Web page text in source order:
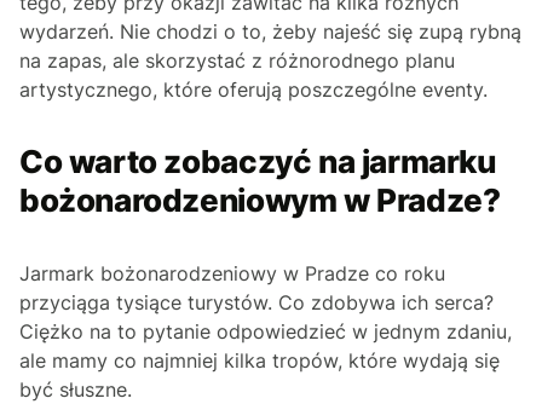
wydarzeń. Nie chodzi o to, żeby najeść się zupą rybną
na zapas, ale skorzystać z różnorodnego planu
artystycznego, które oferują poszczególne eventy.
Co warto zobaczyć na jarmarku
bożonarodzeniowym w Pradze?
Jarmark bożonarodzeniowy w Pradze co roku
przyciąga tysiące turystów. Co zdobywa ich serca?
Ciężko na to pytanie odpowiedzieć w jednym zdaniu,
ale mamy co najmniej kilka tropów, które wydają się
być słuszne.